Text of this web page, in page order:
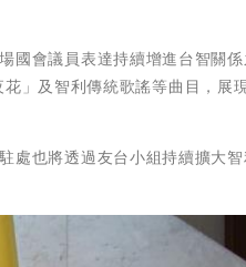
國會議員表達持續增進台智關
」及智利傳統歌謠等曲目，展
處也將透過友台小組持續擴大